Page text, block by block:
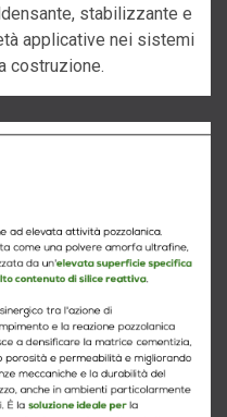
stabilizzante e
applicative nei sistemi
costruzione.